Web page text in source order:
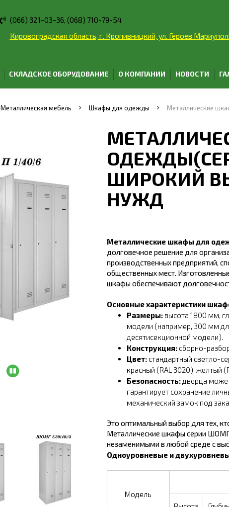
(066) 321-03-36, (068) 710-79-54
Кировоградская область, г. Кропивницкий, ул. Героев
СКЛАДСКОЕ ОБОРУДОВАНИЕ О КОМПАНИИ НОВОСТИ
Металлическая мебель Шкафы для одежды Металлические
ШИРОКИЙ
НУЖД
Металлические шкафы для
долговечное решение для
производственных предприятий,
общественных мест.
шкафы обеспечивают
Основные характеристики
Размеры:высота 1800 мм,
модели (например, 300 мм
десятисекционной модели).
Конструкция:сборно-
Цвет:стандартный светло-
красный (RAL 3020), желтый
Безопасность:дверца
гарантирует сохранение
механический замок под
Это оптимальный выбор для тех,
Металлические шкафы серии ШОМГ
незаменимыми в любой среде с
Одноуровневые и
Модель